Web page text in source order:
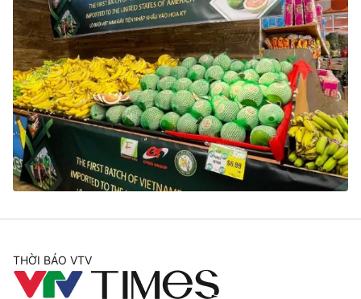
Pháp luật
Y tế
Thế giới
Tin tức
Thế giới đó đây
Kinh tế
Tài chính
Thị trường
Dữ liệu và đời sống
Phim VTV
Giải trí
THỜI BÁO VTV